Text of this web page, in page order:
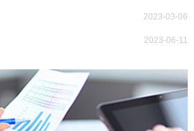
2023-03-06
2023-06-11